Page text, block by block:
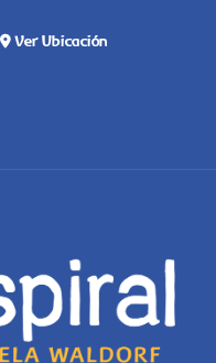
Ver Ubicación